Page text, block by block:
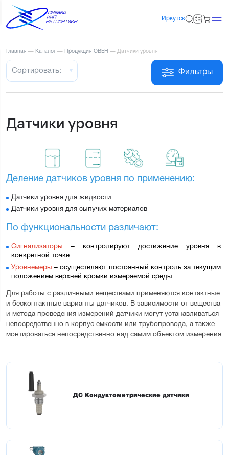
Иркутск
Главная — Каталог — Продукция ОВЕН — Датчики уровня
Фильтры
Сортировать:
Датчики уровня
Деление датчиков уровня по применению:
Датчики уровня для жидкости
Датчики уровня для сыпучих материалов
По функциональности различают:
Сигнализаторы – контролируют достижение уровня в
конкретной точке
Уровнемеры – осуществляют постоянный контроль за текущим
положением верхней кромки измеряемой среды
Для работы с различными веществами применяются контактные
и бесконтактные варианты датчиков. В зависимости от вещества
и метода проведения измерений датчики могут устанавливаться
непосредственно в корпус емкости или трубопровода, а также
монтироваться непосредственно над самим объектом измерения
ДС Кондуктометрические датчики